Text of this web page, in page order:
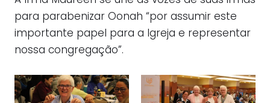
para parabenizar Oonah “por assumir este
importante papel para a Igreja e representar
nossa congregação”.